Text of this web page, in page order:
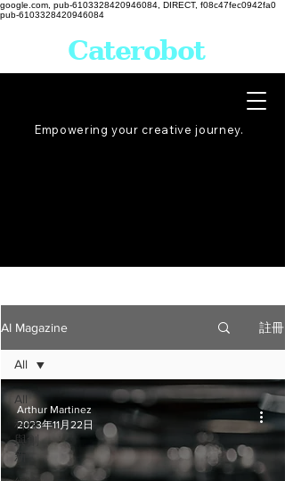
google.com, pub-6103328420946084, DIRECT, f08c47fec0942fa0
pub-6103328420946084
Empowering your creative journey.
Caterobot
AI Magazine 註冊
All
科技
與創
新
All
Arthur Martinez
2023年11月22日